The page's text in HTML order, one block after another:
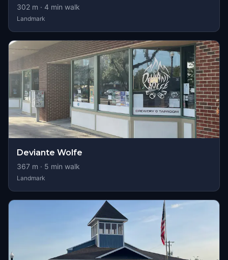
302 m · 4 min walk
Landmark
Deviante Wolfe
367 m · 5 min walk
Landmark